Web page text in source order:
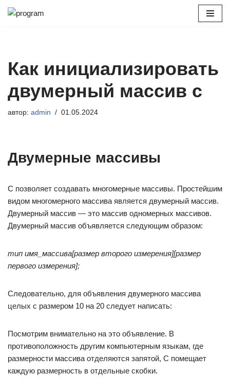
Как инициализировать
двумерный массив c
автор: admin 01.05.2024
Двумерные массивы
С позволяет создавать многомерные массивы. Простейшим
видом многомерного массива является двумерный массив.
Двумерный массив — это массив одномерных массивов.
Двумерный массив объявляется следующим образом:
тип имя_массива[размер второго измерения][размер
первого измерения];
Следовательно, для объявления двумерного массива
целых с размером 10 на 20 следует написать:
Посмотрим внимательно на это объявление. В
противоположность другим компьютерным языкам, где
размерности массива отделяются запятой, С помещает
каждую размерность в отдельные скобки.